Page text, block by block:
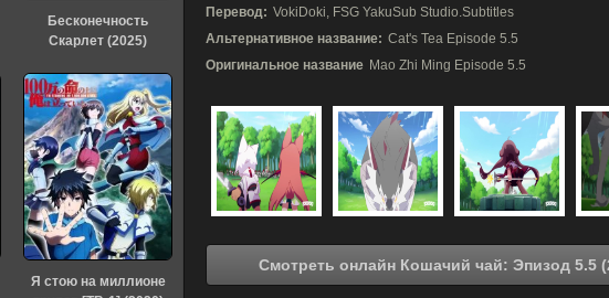
Перевод: VokiDoki, FSG YakuSub Studio.Subtitles
Альтернативное название: Cat's Tea Episode 5.5
Оригинальное название Mao Zhi Ming Episode 5.5
Бесконечность
Скарлет (2025)
Я стою на миллионе